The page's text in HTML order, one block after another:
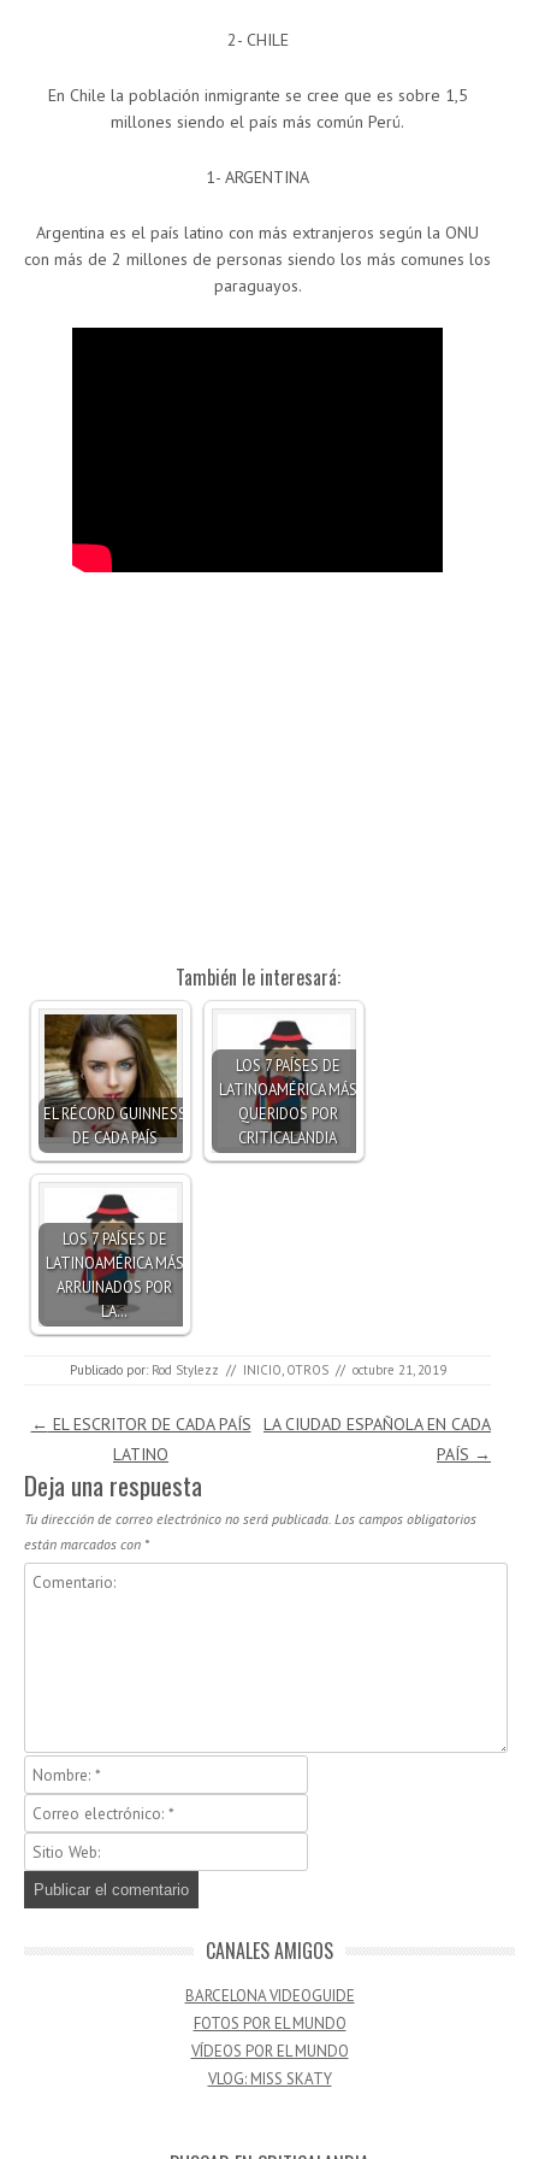
2- CHILE
En Chile la población inmigrante se cree que es sobre 1,5
millones siendo el país más común Perú.
1- ARGENTINA
Argentina es el país latino con más extranjeros según la ONU
con más de 2 millones de personas siendo los más comunes los
paraguayos.
También le interesará:
EL RÉCORD GUINNESS
DE CADA PAÍS
LOS 7 PAÍSES DE
LATINOAMÉRICA MÁS
QUERIDOS POR
CRITICALANDIA
LOS 7 PAÍSES DE
LATINOAMÉRICA MÁS
ARRUINADOS POR
LA…
Publicado por: Rod Stylezz // INICIO OTROS // octubre 21, 2019
Navegación de entradas
← EL ESCRITOR DE CADA PAÍS
LATINO
LA CIUDAD ESPAÑOLA EN CADA
PAÍS →
Deja una respuesta
Tu dirección de correo electrónico no será publicada. Los campos obligatorios
están marcados con *
CANALES AMIGOS
BARCELONA VIDEOGUIDE
FOTOS POR EL MUNDO
VÍDEOS POR EL MUNDO
VLOG: MISS SKATY